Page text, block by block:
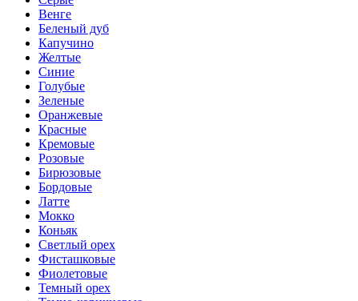
Венге
Беленый дуб
Капучино
Желтые
Синие
Голубые
Зеленые
Оранжевые
Красные
Кремовые
Розовые
Бирюзовые
Бордовые
Латте
Мокко
Коньяк
Светлый орех
Фисташковые
Фиолетовые
Темный орех